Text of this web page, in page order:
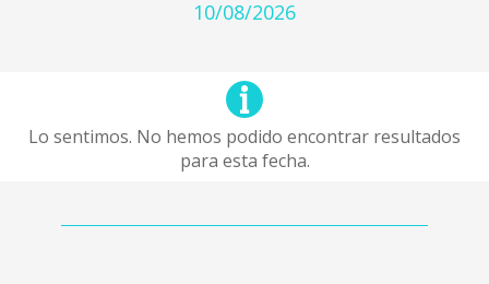
10/08/2026
Lo sentimos. No hemos podido encontrar resultados
para esta fecha.